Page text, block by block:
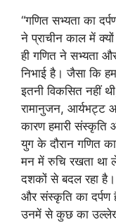
“गणित सभ्यता का
ने प्राचीन काल में
ही गणित ने सभ्यता
निभाई है। जैसा कि
इतनी विकसित नहीं
रामानुजन, आर्यभट्ट
कारण हमारी संस्कृति
युग के दौरान गणित
मन में रुचि रखता था
दशकों से बदल रहा है।
और संस्कृति का
उनमें से कुछ का उल्लेख